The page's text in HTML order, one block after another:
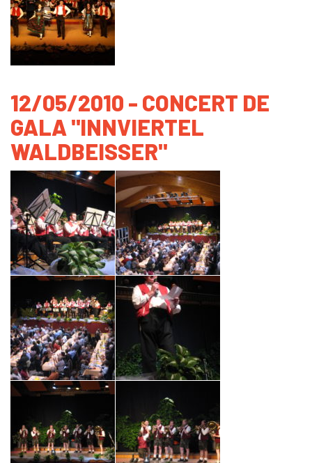
12/05/2010 - CONCERT DE
GALA "INNVIERTEL
WALDBEISSER"